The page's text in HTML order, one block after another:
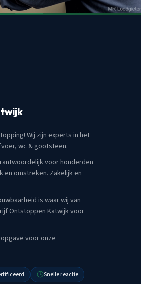
Wij zijn experts in het
wc & gootsteen.
voor honderden
en omstreken. Zakelijk en
is waar wij van
Ontstoppen Katwijk voor
voor onze
Snelle reactie